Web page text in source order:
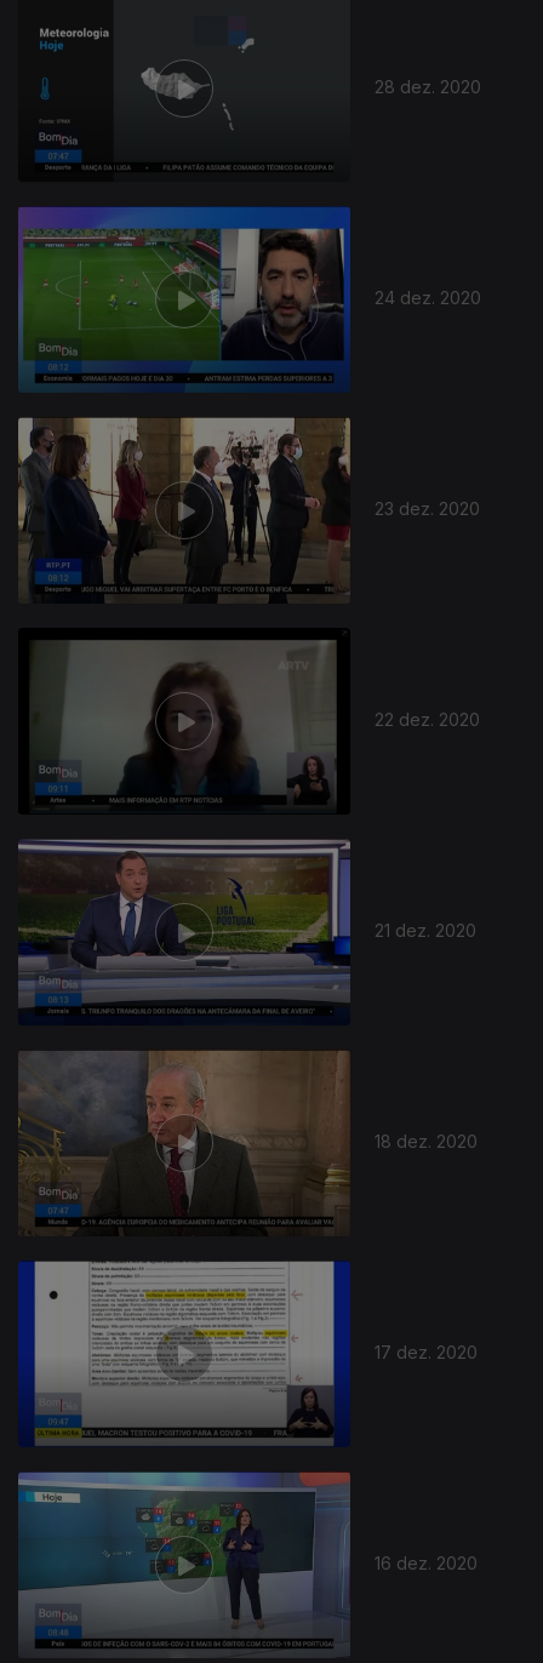
28 dez. 2020
24 dez. 2020
23 dez. 2020
22 dez. 2020
21 dez. 2020
18 dez. 2020
17 dez. 2020
16 dez. 2020
512320